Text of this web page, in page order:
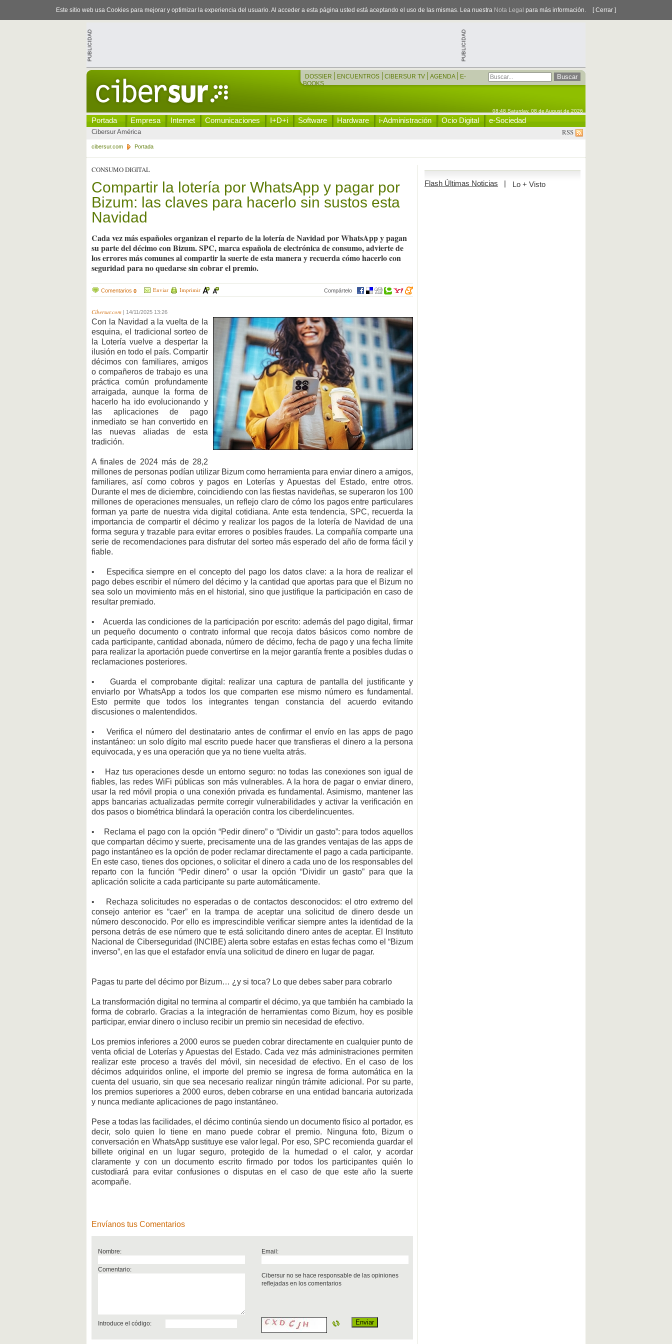
Este sitio web usa Cookies para mejorar y optimizar la experiencia del usuario. Al acceder a esta página usted está aceptando el uso de las mismas. Lea nuestra Nota Legal para más información. [ Cerrar ]
DOSSIER ENCUENTROS CIBERSUR TV AGENDA
E-
BOOKS
08:48 Saturday, 08 de August de 2026
Portada Empresa Internet Comunicaciones I+D+i Software Hardware i-Administración Ocio Digital e-Sociedad
Cibersur América RSS
cibersur.com Portada
CONSUMO DIGITAL
Compartir la lotería por WhatsApp y pagar por
Bizum: las claves para hacerlo sin sustos esta
Navidad
Cada vez más españoles organizan el reparto de la lotería de Navidad por WhatsApp y pagan
su parte del décimo con Bizum. SPC, marca española de electrónica de consumo, advierte de
los errores más comunes al compartir la suerte de esta manera y recuerda cómo hacerlo con
seguridad para no quedarse sin cobrar el premio.
Comentarios 0 Enviar Imprimir Compártelo
Cibersur.com 14/11/2025 13:26
Con la Navidad a la vuelta de la
esquina, el tradicional sorteo de
la Lotería vuelve a despertar la
ilusión en todo el país. Compartir
décimos con familiares, amigos
o compañeros de trabajo es una
práctica común profundamente
arraigada, aunque la forma de
hacerlo ha ido evolucionando y
las aplicaciones de pago
inmediato se han convertido en
las nuevas aliadas de esta
tradición.
A finales de 2024 más de 28,2
millones de personas podían utilizar Bizum como herramienta para enviar dinero a amigos,
familiares, así como cobros y pagos en Loterías y Apuestas del Estado, entre otros.
Durante el mes de diciembre, coincidiendo con las fiestas navideñas, se superaron los 100
millones de operaciones mensuales, un reflejo claro de cómo los pagos entre particulares
forman ya parte de nuestra vida digital cotidiana. Ante esta tendencia, SPC, recuerda la
importancia de compartir el décimo y realizar los pagos de la lotería de Navidad de una
forma segura y trazable para evitar errores o posibles fraudes. La compañía comparte una
serie de recomendaciones para disfrutar del sorteo más esperado del año de forma fácil y
fiable.
• Especifica siempre en el concepto del pago los datos clave: a la hora de realizar el
pago debes escribir el número del décimo y la cantidad que aportas para que el Bizum no
sea solo un movimiento más en el historial, sino que justifique la participación en caso de
resultar premiado.
• Acuerda las condiciones de la participación por escrito: además del pago digital, firmar
un pequeño documento o contrato informal que recoja datos básicos como nombre de
cada participante, cantidad abonada, número de décimo, fecha de pago y una fecha límite
para realizar la aportación puede convertirse en la mejor garantía frente a posibles dudas o
reclamaciones posteriores.
• Guarda el comprobante digital: realizar una captura de pantalla del justificante y
enviarlo por WhatsApp a todos los que comparten ese mismo número es fundamental.
Esto permite que todos los integrantes tengan constancia del acuerdo evitando
discusiones o malentendidos.
• Verifica el número del destinatario antes de confirmar el envío en las apps de pago
instantáneo: un solo dígito mal escrito puede hacer que transfieras el dinero a la persona
equivocada, y es una operación que ya no tiene vuelta atrás.
• Haz tus operaciones desde un entorno seguro: no todas las conexiones son igual de
fiables, las redes WiFi públicas son más vulnerables. A la hora de pagar o enviar dinero,
usar la red móvil propia o una conexión privada es fundamental. Asimismo, mantener las
apps bancarias actualizadas permite corregir vulnerabilidades y activar la verificación en
dos pasos o biométrica blindará la operación contra los ciberdelincuentes.
• Reclama el pago con la opción “Pedir dinero” o “Dividir un gasto”: para todos aquellos
que compartan décimo y suerte, precisamente una de las grandes ventajas de las apps de
pago instantáneo es la opción de poder reclamar directamente el pago a cada participante.
En este caso, tienes dos opciones, o solicitar el dinero a cada uno de los responsables del
reparto con la función “Pedir dinero” o usar la opción “Dividir un gasto” para que la
aplicación solicite a cada participante su parte automáticamente.
• Rechaza solicitudes no esperadas o de contactos desconocidos: el otro extremo del
consejo anterior es “caer” en la trampa de aceptar una solicitud de dinero desde un
número desconocido. Por ello es imprescindible verificar siempre antes la identidad de la
persona detrás de ese número que te está solicitando dinero antes de aceptar. El Instituto
Nacional de Ciberseguridad (INCIBE) alerta sobre estafas en estas fechas como el “Bizum
inverso”, en las que el estafador envía una solicitud de dinero en lugar de pagar.
Pagas tu parte del décimo por Bizum… ¿y si toca? Lo que debes saber para cobrarlo
La transformación digital no termina al compartir el décimo, ya que también ha cambiado la
forma de cobrarlo. Gracias a la integración de herramientas como Bizum, hoy es posible
participar, enviar dinero o incluso recibir un premio sin necesidad de efectivo.
Los premios inferiores a 2000 euros se pueden cobrar directamente en cualquier punto de
venta oficial de Loterías y Apuestas del Estado. Cada vez más administraciones permiten
realizar este proceso a través del móvil, sin necesidad de efectivo. En el caso de los
décimos adquiridos online, el importe del premio se ingresa de forma automática en la
cuenta del usuario, sin que sea necesario realizar ningún trámite adicional. Por su parte,
los premios superiores a 2000 euros, deben cobrarse en una entidad bancaria autorizada
y nunca mediante aplicaciones de pago instantáneo.
Pese a todas las facilidades, el décimo continúa siendo un documento físico al portador, es
decir, solo quien lo tiene en mano puede cobrar el premio. Ninguna foto, Bizum o
conversación en WhatsApp sustituye ese valor legal. Por eso, SPC recomienda guardar el
billete original en un lugar seguro, protegido de la humedad o el calor, y acordar
claramente y con un documento escrito firmado por todos los participantes quién lo
custodiará para evitar confusiones o disputas en el caso de que este año la suerte
acompañe.
Envíanos tus Comentarios
Nombre: Email:
Comentario:
Cibersur no se hace responsable de las opiniones
reflejadas en los comentarios
Introduce el código:
Flash Últimas Noticias | Lo + Visto